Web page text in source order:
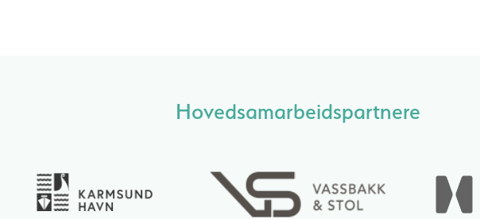
Hovedsamarbeidspartnere